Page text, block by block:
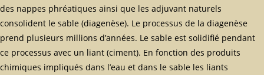
des nappes phréatiques ainsi que les adjuvant naturels
consolident le sable (diagenèse). Le processus de la diagenèse
prend plusieurs millions d’années. Le sable est solidifié pendant
ce processus avec un liant (ciment). En fonction des produits
chimiques impliqués dans l’eau et dans le sable les liants